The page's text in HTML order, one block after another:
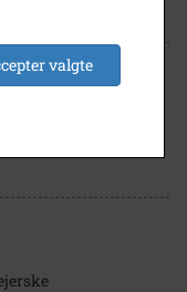
valgte